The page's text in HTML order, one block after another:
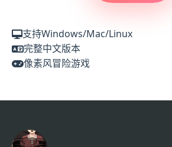
支持Windows/Mac/Linux
完整中文版本
像素风冒险游戏